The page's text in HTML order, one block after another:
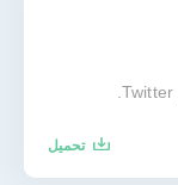
تحميل